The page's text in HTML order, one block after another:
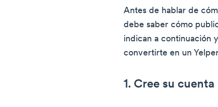
Antes de hablar de
debe saber cómo
indican a continuación
convertirte en un
1. Cree su cuenta